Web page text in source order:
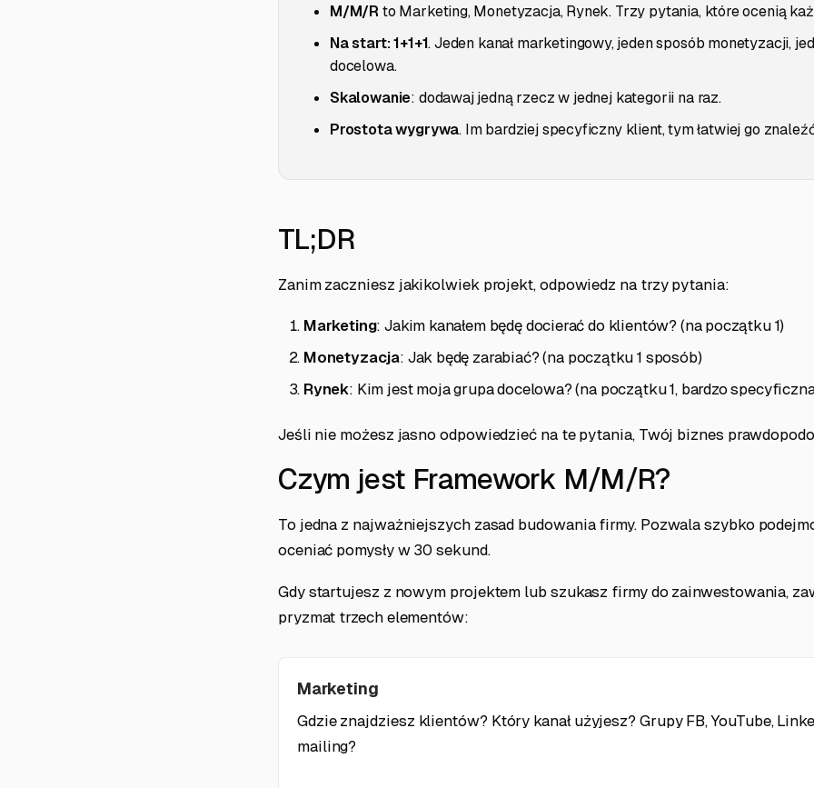
M/M/R to Marketing, Monetyzacja, Rynek. Trzy pytania, które ocenią
Na start: 1+1+1. Jeden kanał marketingowy, jeden sposób monetyzacji,
docelowa.
Skalowanie: dodawaj jedną rzecz w jednej kategorii na raz.
Prostota wygrywa. Im bardziej specyficzny klient, tym łatwiej go
TL;DR
Zanim zaczniesz jakikolwiek projekt, odpowiedz na trzy pytania:
Marketing: Jakim kanałem będę docierać do klientów? (na początku 1)
Monetyzacja: Jak będę zarabiać? (na początku 1 sposób)
Rynek: Kim jest moja grupa docelowa? (na początku 1, bardzo
Jeśli nie możesz jasno odpowiedzieć na te pytania, Twój biznes
Czym jest Framework M/M/R?
To jedna z najważniejszych zasad budowania firmy. Pozwala szybko
oceniać pomysły w 30 sekund.
Gdy startujesz z nowym projektem lub szukasz firmy do zainwestowania,
pryzmat trzech elementów:
Marketing
Gdzie znajdziesz klientów? Który kanał użyjesz? Grupy FB, YouTube,
mailing?